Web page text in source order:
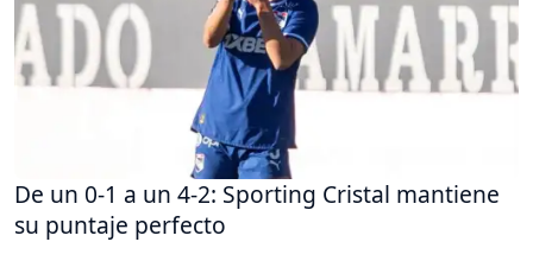
De un 0-1 a un 4-2: Sporting Cristal mantiene
su puntaje perfecto